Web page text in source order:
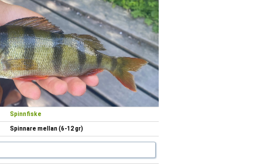
Spinnfiske
Spinnare mellan (6-12 gr)